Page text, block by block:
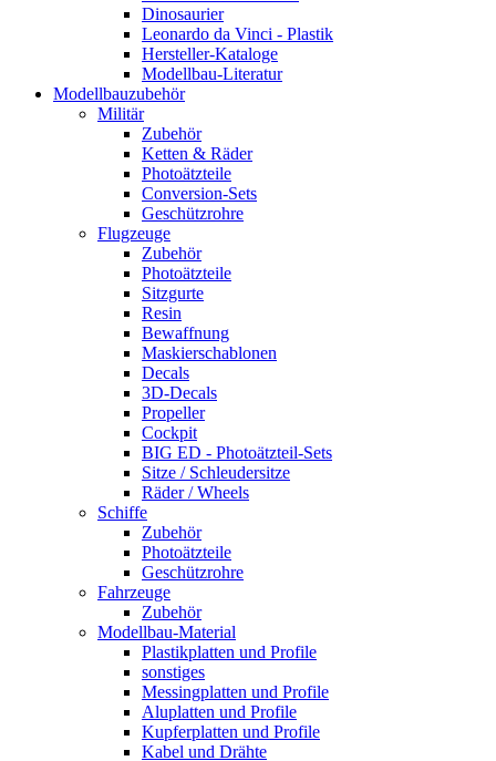
Dinosaurier
Leonardo da Vinci - Plastik
Hersteller-Kataloge
Modellbau-Literatur
Modellbauzubehör
Militär
Zubehör
Ketten & Räder
Photoätzteile
Conversion-Sets
Geschützrohre
Flugzeuge
Zubehör
Photoätzteile
Sitzgurte
Resin
Bewaffnung
Maskierschablonen
Decals
3D-Decals
Propeller
Cockpit
BIG ED - Photoätzteil-Sets
Sitze / Schleudersitze
Räder / Wheels
Schiffe
Zubehör
Photoätzteile
Geschützrohre
Fahrzeuge
Zubehör
Modellbau-Material
Plastikplatten und Profile
sonstiges
Messingplatten und Profile
Aluplatten und Profile
Kupferplatten und Profile
Kabel und Drähte